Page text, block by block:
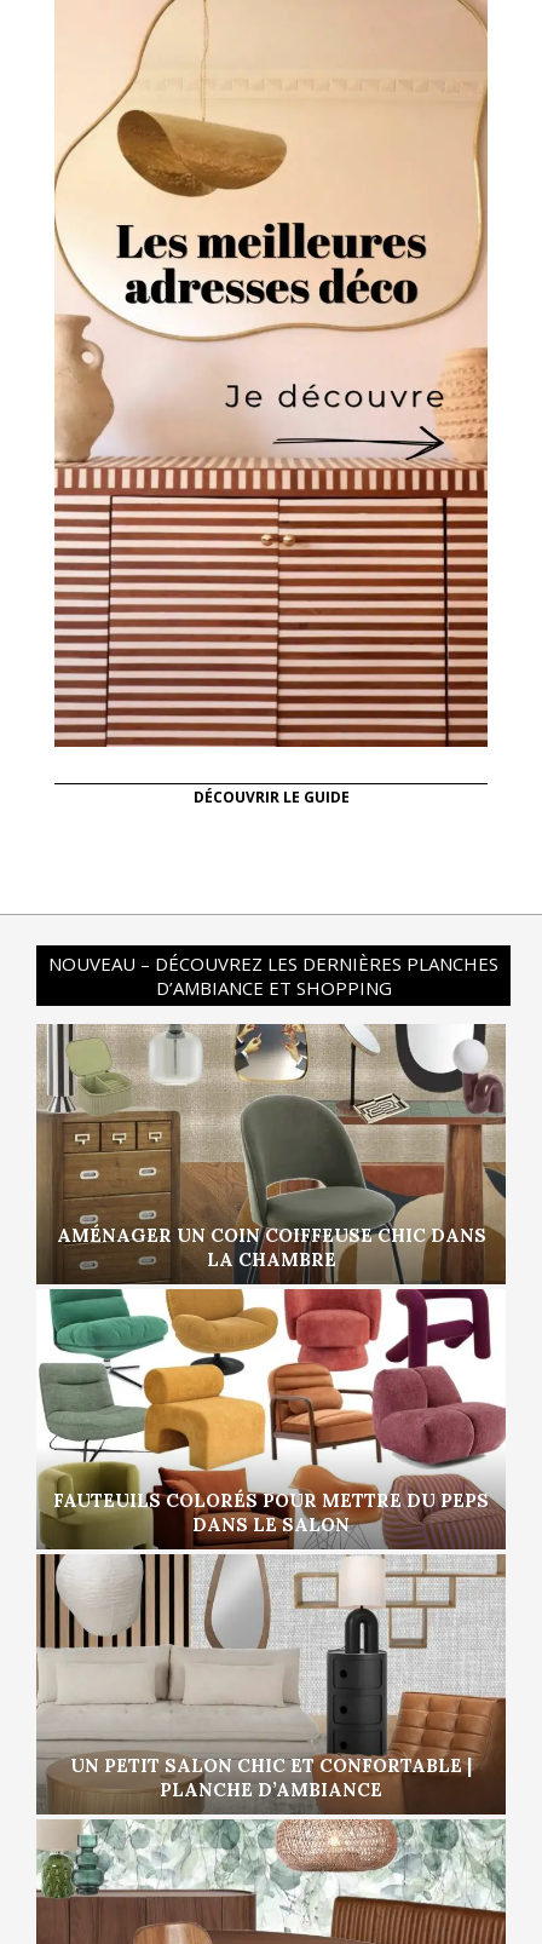
DÉCOUVRIR LE GUIDE
NOUVEAU – DÉCOUVREZ LES DERNIÈRES PLANCHES
D’AMBIANCE ET SHOPPING
AMÉNAGER UN COIN COIFFEUSE CHIC DANS
LA CHAMBRE
FAUTEUILS COLORÉS POUR METTRE DU PEPS
DANS LE SALON
UN PETIT SALON CHIC ET CONFORTABLE |
PLANCHE D’AMBIANCE